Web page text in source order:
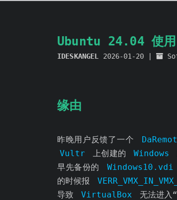
Ubuntu 24.04 使
IDESKANGEL 2026-01-20
缘由
昨晚用户反馈了一个
Vultr
上创建的 Windows
早先备份的
Windows10.vdi
的时候报
导致
VirtualBox 无法进入